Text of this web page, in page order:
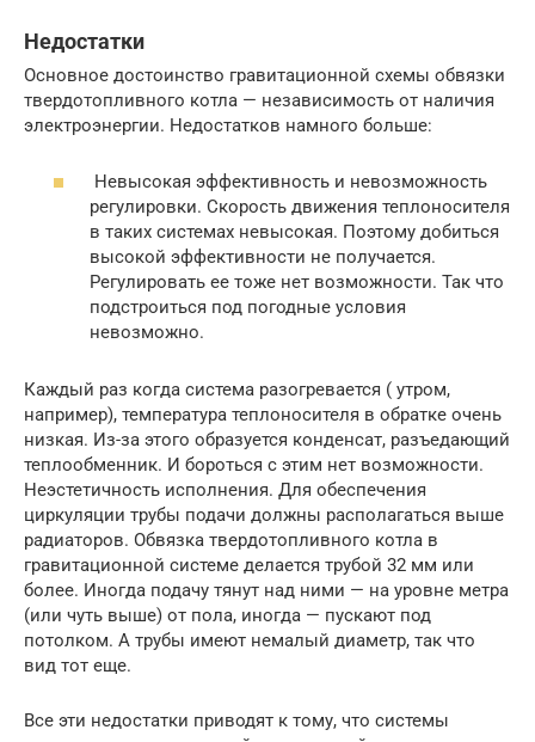
Недостатки
Основное достоинство гравитационной схемы обвязки
твердотопливного котла — независимость от наличия
электроэнергии. Недостатков намного больше:
Невысокая эффективность и невозможность
регулировки. Скорость движения теплоносителя
в таких системах невысокая. Поэтому добиться
высокой эффективности не получается.
Регулировать ее тоже нет возможности. Так что
подстроиться под погодные условия
невозможно.
Каждый раз когда система разогревается ( утром,
например), температура теплоносителя в обратке очень
низкая. Из-за этого образуется конденсат, разъедающий
теплообменник. И бороться с этим нет возможности.
Неэстетичность исполнения. Для обеспечения
циркуляции трубы подачи должны располагаться выше
радиаторов. Обвязка твердотопливного котла в
гравитационной системе делается трубой 32 мм или
более. Иногда подачу тянут над ними — на уровне метра
(или чуть выше) от пола, иногда — пускают под
потолком. А трубы имеют немалый диаметр, так что
вид тот еще.
Все эти недостатки приводят к тому, что системы